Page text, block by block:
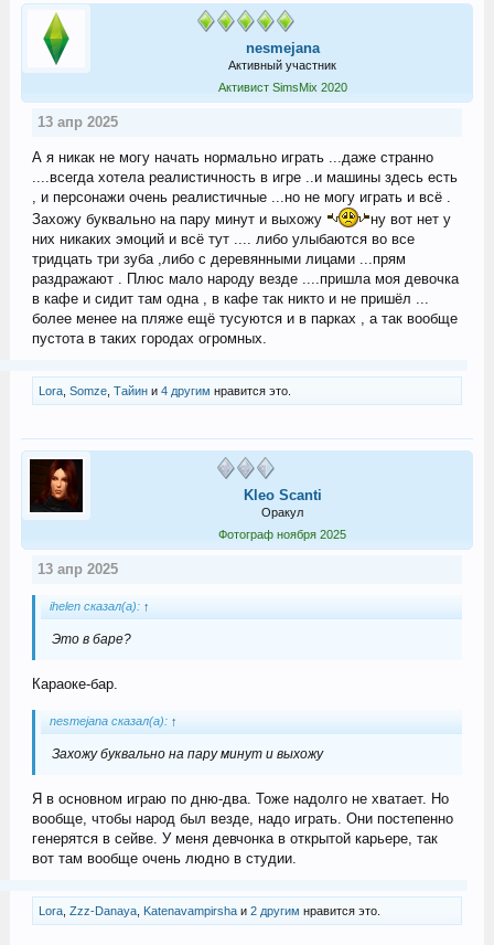
nesmejana
Активный участник
Активист SimsMix 2020
13 апр 2025
А я никак не могу начать нормально играть ...даже странно
....всегда хотела реалистичность в игре ..и машины здесь есть
, и персонажи очень реалистичные ...но не могу играть и всё .
Захожу буквально на пару минут и выхожу
ну вот нет у
них никаких эмоций и всё тут .... либо улыбаются во все
тридцать три зуба ,либо с деревянными лицами ...прям
раздражают . Плюс мало народу везде ....пришла моя девочка
в кафе и сидит там одна , в кафе так никто и не пришёл ...
более менее на пляже ещё тусуются и в парках , а так вообще
пустота в таких городах огромных.
Lora, Somze, Тайини 4 другим нравится это.
Kleo Scanti
Оракул
Фотограф ноября 2025
13 апр 2025
ihelen сказал(а): ↑
Это в баре?
Караоке-бар.
nesmejana сказал(а): ↑
Захожу буквально на пару минут и выхожу
Я в основном играю по дню-два. Тоже надолго не хватает. Но
вообще, чтобы народ был везде, надо играть. Они постепенно
генерятся в сейве. У меня девчонка в открытой карьере, так
вот там вообще очень людно в студии.
Lora, Zzz-Danaya, Katenavampirshaи 2 другим нравится это.